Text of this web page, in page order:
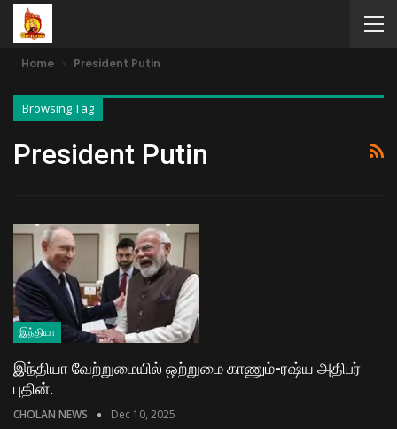
Home President Putin
Browsing Tag
President Putin
இந்தியா
இந்தியா வேற்றுமையில் ஒற்றுமை காணும்-ரஷ்ய அதிபர்
புதின்.
CHOLAN NEWS Dec 10, 2025